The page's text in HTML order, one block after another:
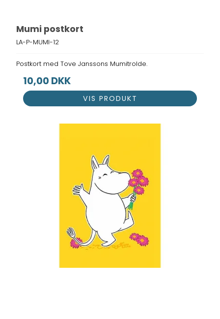
Mumi postkort
LA-P-MUMI-12
Postkort med Tove Janssons Mumitrolde.
10,00 DKK
VIS PRODUKT